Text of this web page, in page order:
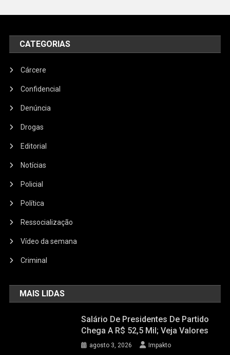
CATEGORIAS
Cárcere
Confidencial
Denúncia
Drogas
Editorial
Notícias
Policial
Política
Ressocialização
Vídeo da semana
Criminal
MAIS LIDAS
Salário De Presidentes De Partido
Chega A R$ 52,5 Mil; Veja Valores
agosto 3, 2026 Impakto